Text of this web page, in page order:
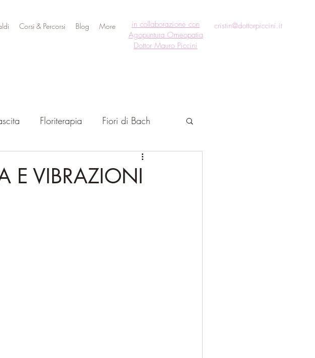
Corsi & Percorsi Blog More
in collaborazione con
Agopuntura Omeopatia
Dottor Mauro Piccini
cristin@dottorpiccini.it
Floriterapia Fiori di Bach
E VIBRAZIONI